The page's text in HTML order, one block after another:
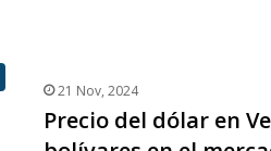
21 Nov, 2024
Precio del dólar en